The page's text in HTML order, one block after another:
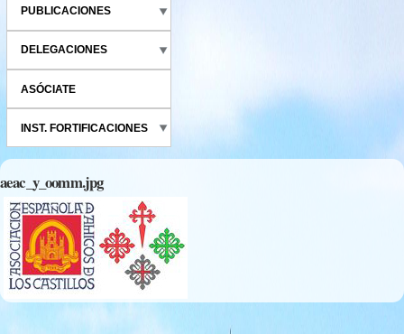
PUBLICACIONES
DELEGACIONES
ASÓCIATE
INST. FORTIFICACIONES
aeac_y_oomm.jpg